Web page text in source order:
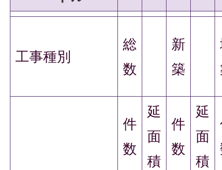
工事種別
総
数
新
築
件
数
延
面
積
件
数
延
面
積